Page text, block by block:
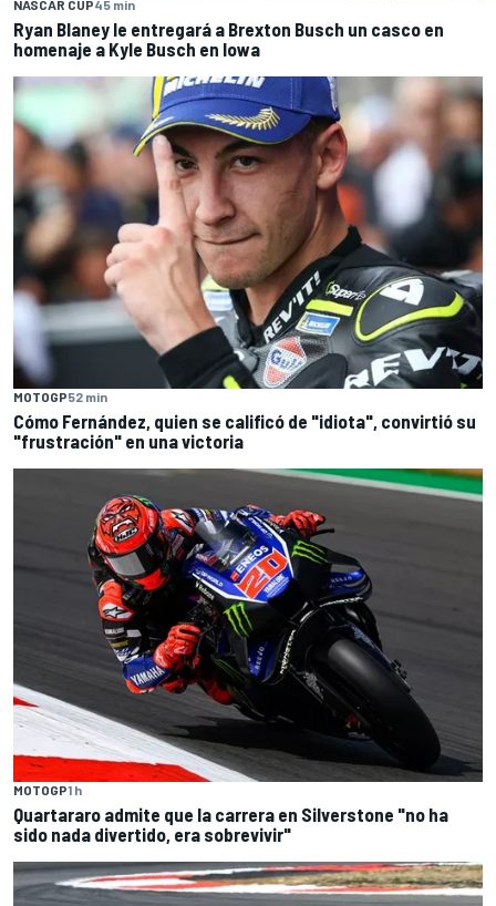
NASCAR CUP45 min
Ryan Blaney le entregará a Brexton Busch un casco en
homenaje a Kyle Busch en Iowa
MOTOGP52 min
Cómo Fernández, quien se calificó de "idiota", convirtió su
"frustración" en una victoria
MOTOGP1 h
Quartararo admite que la carrera en Silverstone "no ha
sido nada divertido, era sobrevivir"